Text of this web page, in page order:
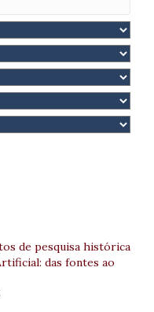
de pesquisa histórica
das fontes ao